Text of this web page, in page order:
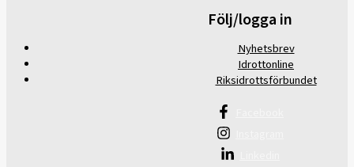
Följ/logga in
Nyhetsbrev
Idrottonline
Riksidrottsförbundet